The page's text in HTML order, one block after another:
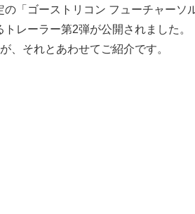
「ゴーストリコン フューチャーソ
レーラー第2弾が公開されました。
、それとあわせてご紹介です。